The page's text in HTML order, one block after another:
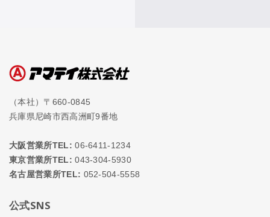
（本社）〒660-0845
兵庫県尼崎市西高洲町9番地
大阪営業所TEL: 06-6411-1234
東京営業所TEL: 043-304-5930
名古屋営業所TEL: 052-504-5558
公式SNS